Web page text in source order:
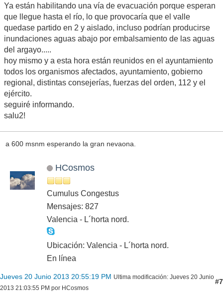
Ya están habilitando una vía de evacuación porque esperan
que llegue hasta el río, lo que provocaría que el valle
quedase partido en 2 y aislado, incluso podrían producirse
inundaciones aguas abajo por embalsamiento de las aguas
del argayo.....
hoy mismo y a esta hora están reunidos en el ayuntamiento
todos los organismos afectados, ayuntamiento, gobierno
regional, distintas consejerías, fuerzas del orden, 112 y el
ejército.
seguiré informando.
salu2!
a 600 msnm esperando la gran nevaona.
HCosmos
Cumulus Congestus
Mensajes: 827
Valencia - L´horta nord.
Ubicación: Valencia - L´horta nord.
En línea
Jueves 20 Junio 2013 20:55:19 PM Ultima modificación: Jueves 20 Junio
2013 21:03:55 PM por HCosmos
#7